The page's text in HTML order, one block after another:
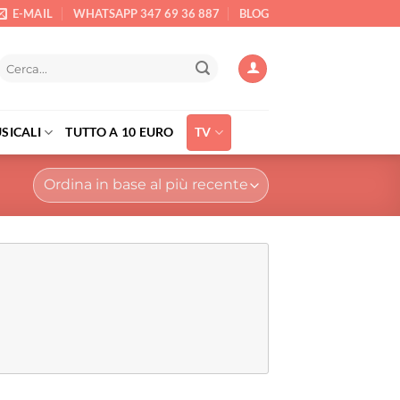
E-MAIL WHATSAPP 347 69 36 887 BLOG
TUTTO A 10 EURO TV